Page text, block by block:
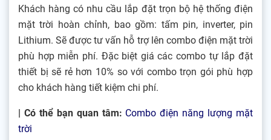
Khách hàng có nhu cầu lắp đặt trọn bộ hệ thống điện
mặt trời hoàn chỉnh, bao gồm: tấm pin, inverter, pin
Lithium. Sẽ được tư vấn hỗ trợ lên combo điện mặt trời
phù hợp miễn phí. Đặc biệt giá các combo tự lắp đặt
thiết bị sẽ rẻ hơn 10% so với combo trọn gói phù hợp
cho khách hàng tiết kiệm chi phí.
| Có thể bạn quan tâm: Combo điện năng lượng mặt
trời